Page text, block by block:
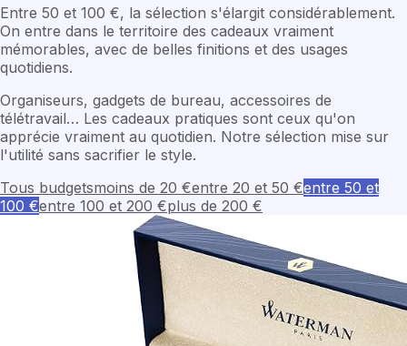
Entre 50 et 100 €, la sélection s'élargit considérablement.
On entre dans le territoire des cadeaux vraiment
mémorables, avec de belles finitions et des usages
quotidiens.
Organiseurs, gadgets de bureau, accessoires de
télétravail… Les cadeaux pratiques sont ceux qu'on
apprécie vraiment au quotidien. Notre sélection mise sur
l'utilité sans sacrifier le style.
Tous budgetsmoins de 20 €entre 20 et 50 €entre 50 et
100 €entre 100 et 200 €plus de 200 €